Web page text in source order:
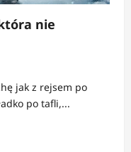
nie
jak z rejsem po
po tafli,...